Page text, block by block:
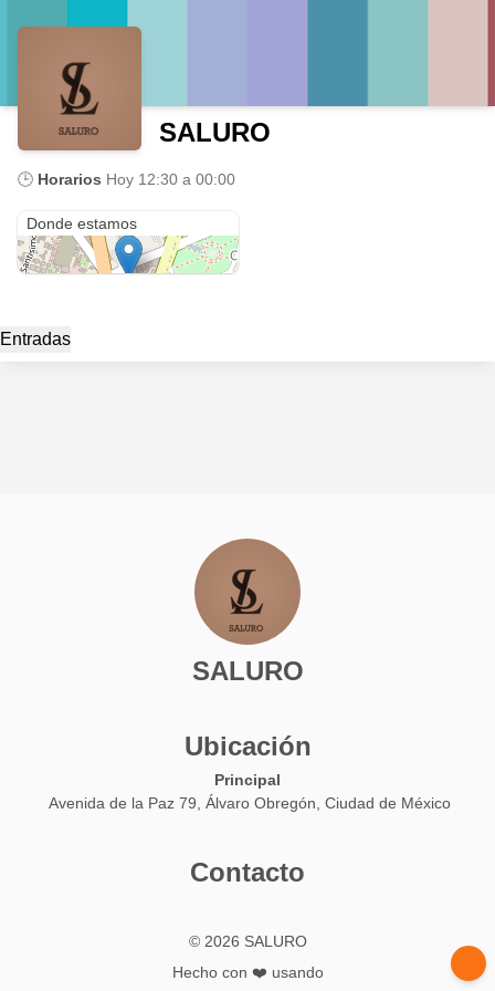
SALURO
🕒 Horarios Hoy 12:30 a 00:00
Donde estamos
Entradas
SALURO
Ubicación
Principal
Avenida de la Paz 79, Álvaro Obregón, Ciudad de México
Contacto
© 2026 SALURO
Hecho con ❤️ usando